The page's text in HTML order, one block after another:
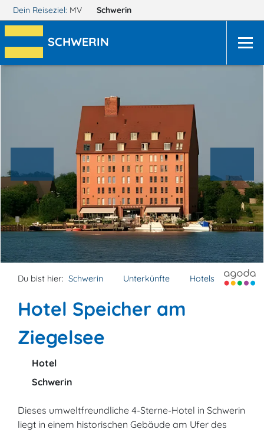
Dein Reiseziel: MV Schwerin
SCHWERIN
Du bist hier: Schwerin Unterkünfte Hotels
Hotel Speicher am
Ziegelsee
Hotel
Schwerin
Dieses umweltfreundliche 4-Sterne-Hotel in Schwerin
liegt in einem historischen Gebäude am Ufer des